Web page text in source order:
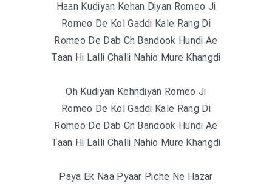
Haan Kudiyan Kehan Diyan Romeo Ji
Romeo De Kol Gaddi Kale Rang Di
Romeo De Dab Ch Bandook Hundi Ae
Taan Hi Lalli Challi Nahio Mure Khangdi
Oh Kudiyan Kehndiyan Romeo Ji
Romeo De Kol Gaddi Kale Rang Di
Romeo De Dab Ch Bandook Hundi Ae
Taan Hi Lalli Challi Nahio Mure Khangdi
Paya Ek Naa Pyaar Piche Ne Hazar